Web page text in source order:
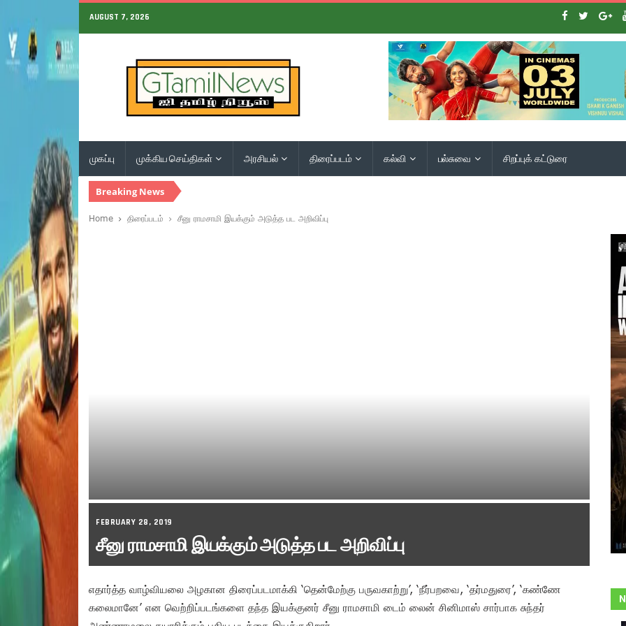
AUGUST 7, 2026
முகப்பு முக்கிய செய்திகள் அரசியல் திரைப்படம் கல்வி பல்சுவை சிறப்புக் கட்டுரை
Breaking News
Home திரைப்படம் சீனு ராமசாமி இயக்கும் அடுத்த பட அறிவிப்பு
FEBRUARY 28, 2019
சீனு ராமசாமி இயக்கும் அடுத்த பட அறிவிப்பு
எதார்த்த வாழ்வியலை அழகான திரைப்படமாக்கி ‘தென்மேற்கு பருவகாற்று’, ‘நீர்பறவை, ‘தர்மதுரை’, ‘கண்ணே
கலைமானே’ என வெற்றிப்படங்களை தந்த இயக்குனர் சீனு ராமசாமி டைம் லைன் சினிமாஸ் சார்பாக சுந்தர்